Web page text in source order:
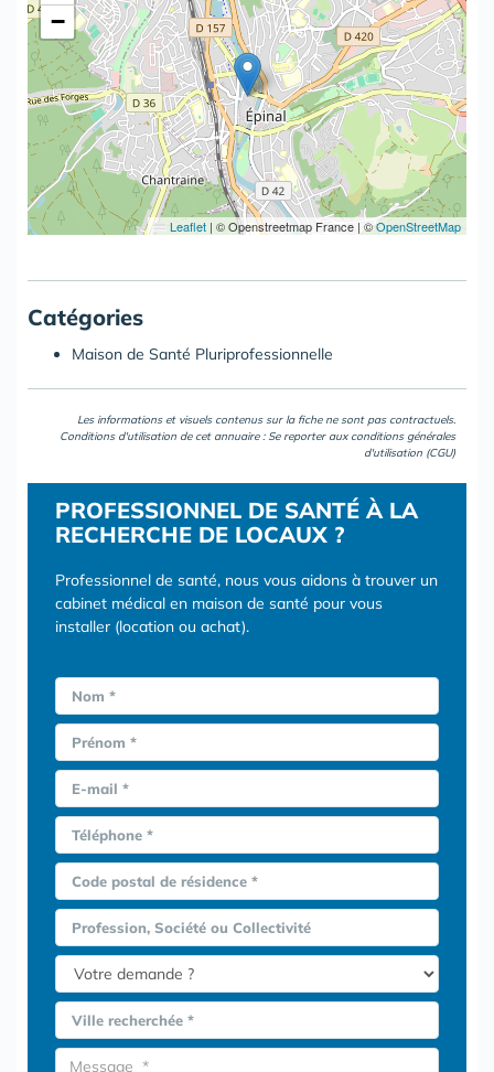
−
Leaflet | © Openstreetmap France | ©OpenStreetMap
Catégories
Maison de Santé Pluriprofessionnelle
Les informations et visuels contenus sur la fiche ne sont pas contractuels.
Conditions d'utilisation de cet annuaire : Se reporter aux conditions générales
d'utilisation (CGU)
PROFESSIONNEL DE SANTÉ À LA
RECHERCHE DE LOCAUX ?
Professionnel de santé, nous vous aidons à trouver un
cabinet médical en maison de santé pour vous
installer (location ou achat).
Nom *
Prénom *
E-mail *
Téléphone *
Code postal de résidence *
Profession, Société ou Collectivité
Ville recherchée *